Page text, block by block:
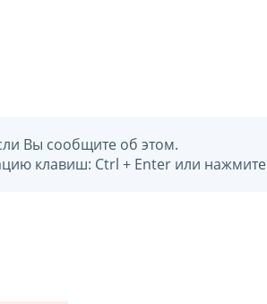
Вы сообщите об этом.
клавиш: Ctrl + Enter или нажмите